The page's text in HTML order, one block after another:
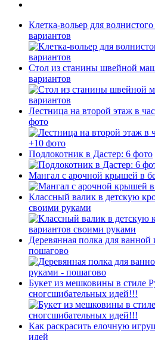
Клетка-вольер для
вариантов
Стол из станины швейной
вариантов
Лестница на второй этаж в
фото
Подлокотник в Дастер: 6 фото
Мангал с арочной крышей в
Классный валик в детскую
своими руками
Деревянная полка для
пошагово
Букет из мешковины в стиле
сногсшибательных идей!!!
Как раскрасить елочную
идей